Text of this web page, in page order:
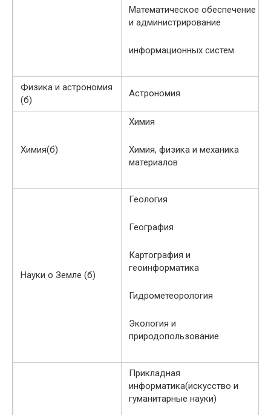
Математическое обеспечение
и администрирование
информационных систем
Физика и астрономия
(б)
Астрономия
Химия(б)
Химия
Химия, физика и механика
материалов
Науки о Земле (б)
Геология
География
Картография и
геоинформатика
Гидрометеорология
Экология и
природопользование
Прикладная
информатика(искусство и
гуманитарные науки)